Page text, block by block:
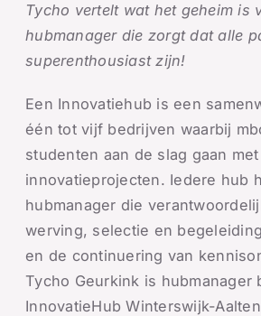
Tycho vertelt wat het geheim is
hubmanager die zorgt dat alle
superenthousiast zijn!
Een Innovatiehub is een
één tot vijf bedrijven waarbij
studenten aan de slag gaan
innovatieprojecten. Iedere hub
hubmanager die
werving, selectie en
en de continuering van
Tycho Geurkink is hubmanager
InnovatieHub Winterswijk-